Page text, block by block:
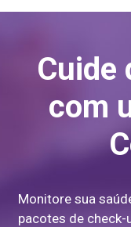
Cuide
com
Monitore sua
pacotes de check-